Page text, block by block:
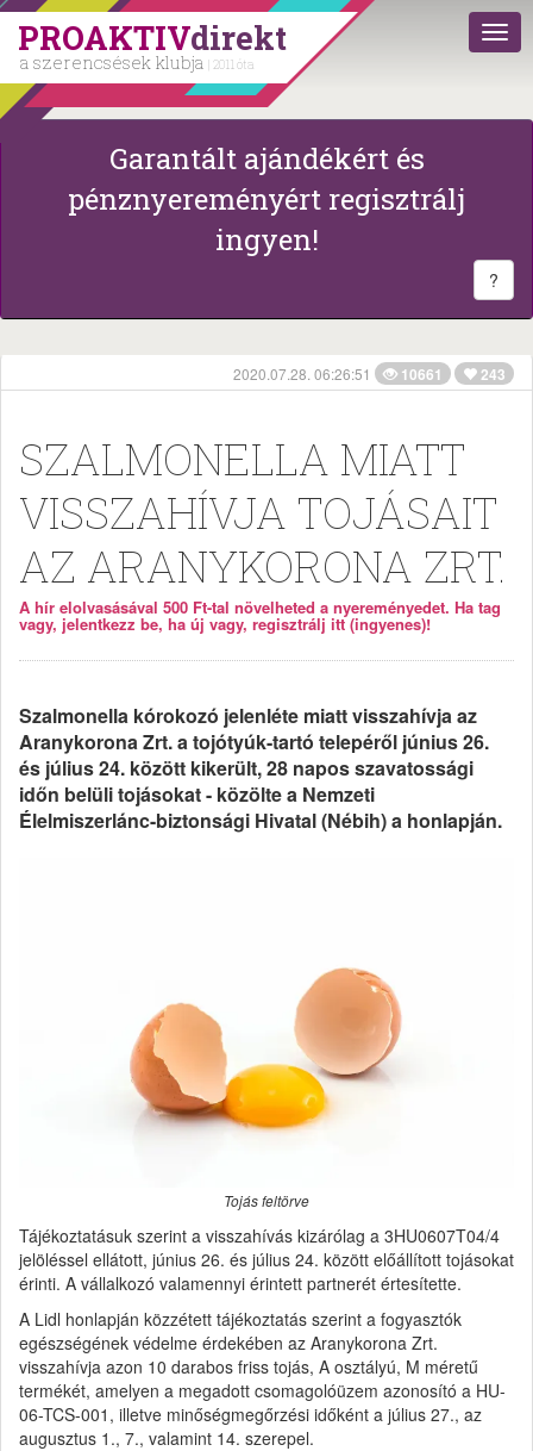
PROAKTIVdirekt
a szerencsések klubja | 2011 óta
Garantált ajándékért és
pénznyereményért regisztrálj
ingyen!
?
2020.07.28. 06:26:51 10661 243
SZALMONELLA MIATT
VISSZAHÍVJA TOJÁSAIT
AZ ARANYKORONA ZRT.
A hír elolvasásával 500 Ft-tal növelheted a nyereményedet. Ha tag
vagy, jelentkezz be, ha új vagy, regisztrálj itt (ingyenes)!
Szalmonella kórokozó jelenléte miatt visszahívja az
Aranykorona Zrt. a tojótyúk-tartó telepéről június 26.
és július 24. között kikerült, 28 napos szavatossági
időn belüli tojásokat - közölte a Nemzeti
Élelmiszerlánc-biztonsági Hivatal (Nébih) a honlapján.
Tojás feltörve
Tájékoztatásuk szerint a visszahívás kizárólag a 3HU0607T04/4
jelöléssel ellátott, június 26. és július 24. között előállított tojásokat
érinti. A vállalkozó valamennyi érintett partnerét értesítette.
A Lidl honlapján közzétett tájékoztatás szerint a fogyasztók
egészségének védelme érdekében az Aranykorona Zrt.
visszahívja azon 10 darabos friss tojás, A osztályú, M méretű
termékét, amelyen a megadott csomagolóüzem azonosító a HU-
06-TCS-001, illetve minőségmegőrzési időként a július 27., az
augusztus 1., 7., valamint 14. szerepel.